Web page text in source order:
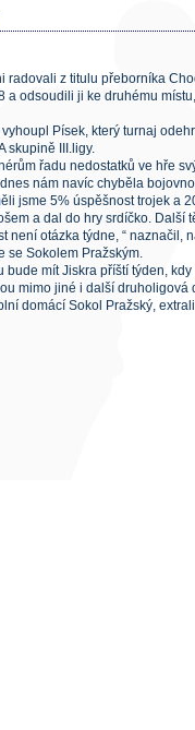
radovali z titulu přeborníka
odsoudili ji ke druhému
Písek, který turnaj
skupině III.ligy.
řadu nedostatků ve hře
nám navíc chyběla
jsme 5% úspěšnost trojek a
a dal do hry srdíčko. Další
není otázka týdne, “ naznačil,
se Sokolem Pražským.
mít Jiskra příští týden,
mimo jiné i další druholigová
domácí Sokol Pražský,